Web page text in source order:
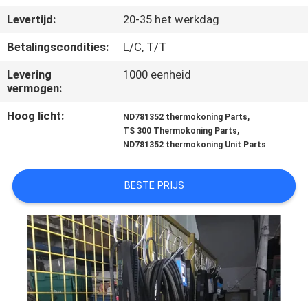
NEEM
CONTACT
MET
ONS
OP
GEVALLEN
SITEMAP
PRIVACYBELEID
Levertijd:
20-35 het werkdag
Betalingscondities:
L/C, T/T
Levering
vermogen:
1000 eenheid
Hoog licht: ND781352 thermokoning Parts,
TS 300 Thermokoning Parts,
ND781352 thermokoning Unit Parts
BESTE PRIJS